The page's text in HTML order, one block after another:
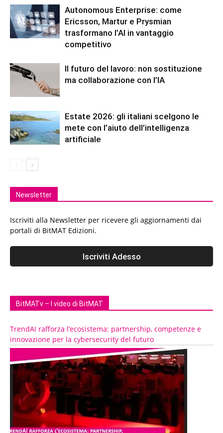
Autonomous Enterprise: come
Ericsson, Martur e Prysmian
trasformano l’AI in vantaggio
competitivo
Il futuro del lavoro: non sostituzione
ma collaborazione con l’IA
Estate 2026: gli italiani scelgono le
mete con l’aiuto dell’intelligenza
artificiale
Newsletter
Iscriviti alla Newsletter per ricevere gli aggiornamenti dai
portali di BitMAT Edizioni.
BitMATv – I video di BitMAT
TrendAI rafforza l’ecosistema: partnership, competenze e
innovazione per la cybersecurity del futuro